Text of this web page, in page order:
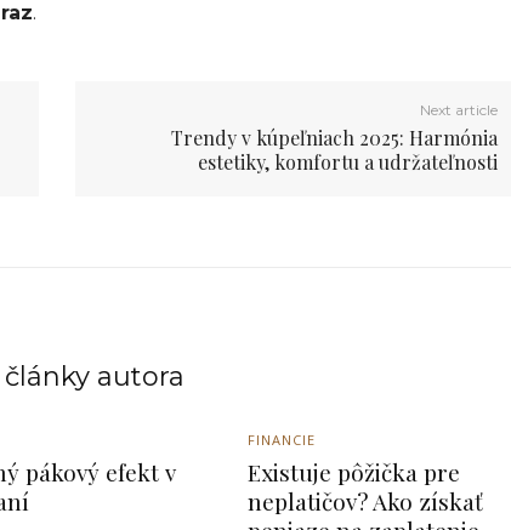
.
Next article
Trendy v kúpeľniach 2025: Harmónia
estetiky, komfortu a udržateľnosti
články autora
pákový efekt v
FINANCIE
Existuje pôžička pre
neplatičov? Ako získať